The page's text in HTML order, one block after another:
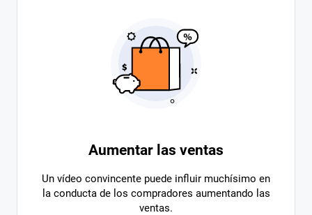
Aumentar las ventas
Un vídeo convincente puede influir muchísimo en
la conducta de los compradores aumentando las
ventas.